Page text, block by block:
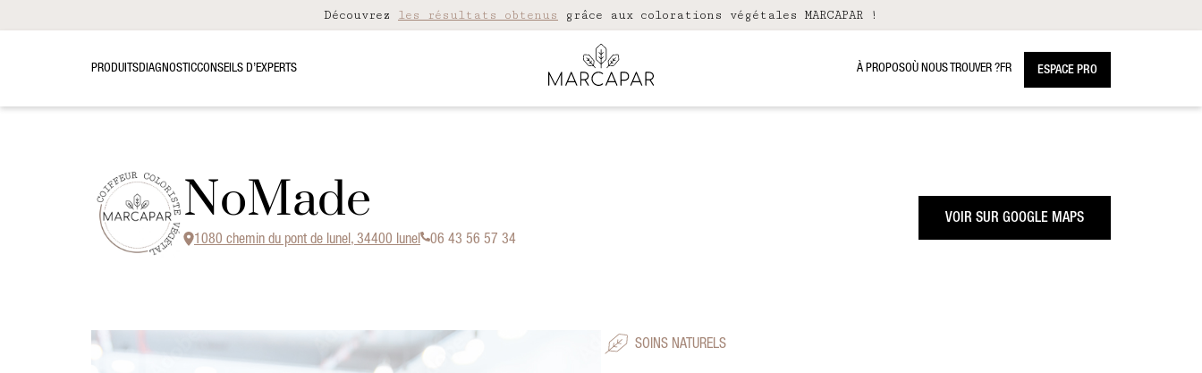
Découvrez les résultats obtenus grâce aux colorations végétales MARCAPAR !
PRODUITSDIAGNOSTICCONSEILS D’EXPERTS À PROPOSOÙ NOUS TROUVER ?FR ESPACE PRO
NoMade
1080 chemin du pont de lunel, 34400 lunel 06 43 56 57 34
VOIR SUR GOOGLE MAPS
SOINS NATURELS